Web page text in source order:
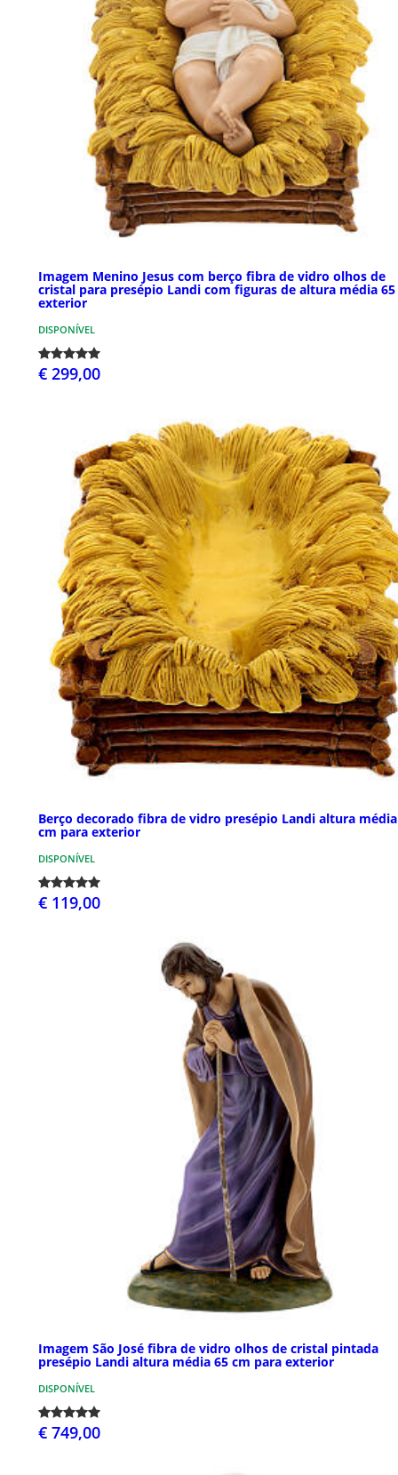
Imagem Menino Jesus com berço fibra de vidro olhos de
cristal para presépio Landi com figuras de altura média
exterior
DISPONÍVEL
€ 299,00
Berço decorado fibra de vidro presépio Landi altura
cm para exterior
DISPONÍVEL
€ 119,00
Imagem São José fibra de vidro olhos de cristal pintada
presépio Landi altura média 65 cm para exterior
DISPONÍVEL
€ 749,00